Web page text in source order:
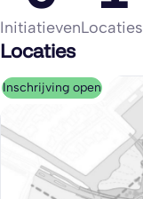
InitiatievenLocaties
Locaties
Inschrijving open